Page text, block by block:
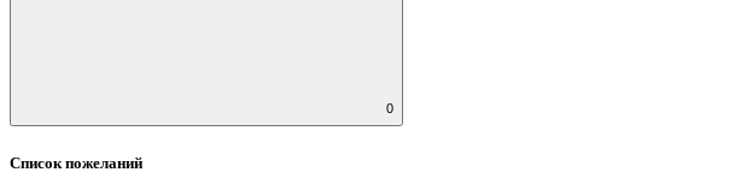
0
Список пожеланий